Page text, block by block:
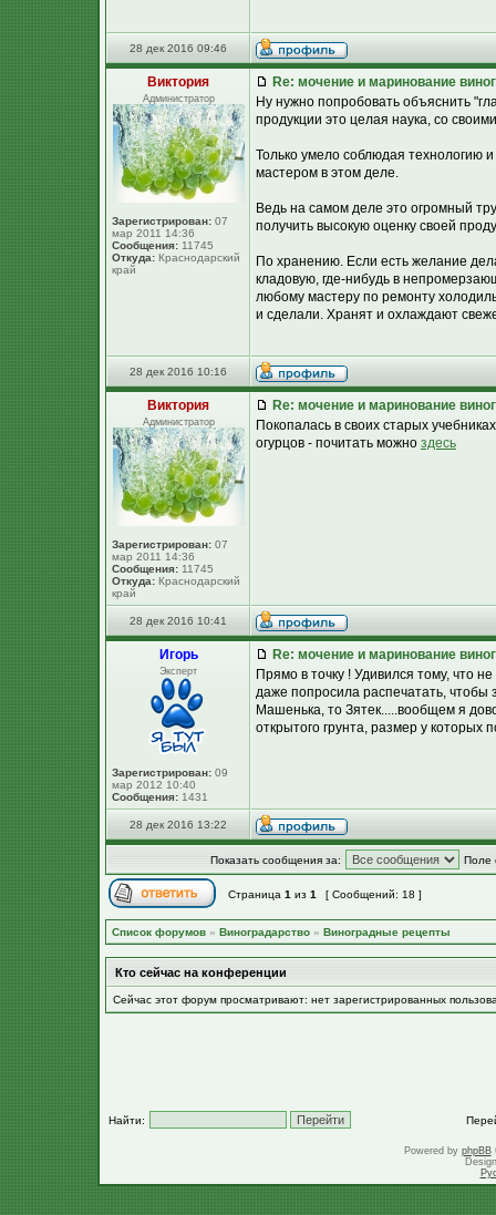
28 дек 2016 09:46
Виктория
Администратор
Зарегистрирован: 07
мар 2011 14:36
Сообщения: 11745
Откуда: Краснодарский
край
Re: мочение и маринование
Ну нужно попробовать объяснить
продукции это целая наука, со
Только умело соблюдая технологию
мастером в этом деле.
Ведь на самом деле это огромный
получить высокую оценку своей
По хранению. Если есть желание
кладовую, где-нибудь в
любому мастеру по ремонту
и сделали. Хранят и охлаждают
28 дек 2016 10:16
Виктория
Администратор
Зарегистрирован: 07
мар 2011 14:36
Сообщения: 11745
Откуда: Краснодарский
край
Re: мочение и маринование
Покопалась в своих старых
огурцов - почитать можно здесь
28 дек 2016 10:41
Игорь
Эксперт
Зарегистрирован: 09
мар 2012 10:40
Сообщения: 1431
Re: мочение и маринование
Прямо в точку ! Удивился тому, что
даже попросила распечатать, чтобы
Машенька, то Зятек.....вообщем я
открытого грунта, размер у
28 дек 2016 13:22
Показать сообщения за: Поле
Страница 1 из 1 [ Сообщений: 18 ]
Список форумов » Виноградарство » Виноградные рецепты
Кто сейчас на конференции
Сейчас этот форум просматривают: нет зарегистрированных
Найти:
Powered by phpBB